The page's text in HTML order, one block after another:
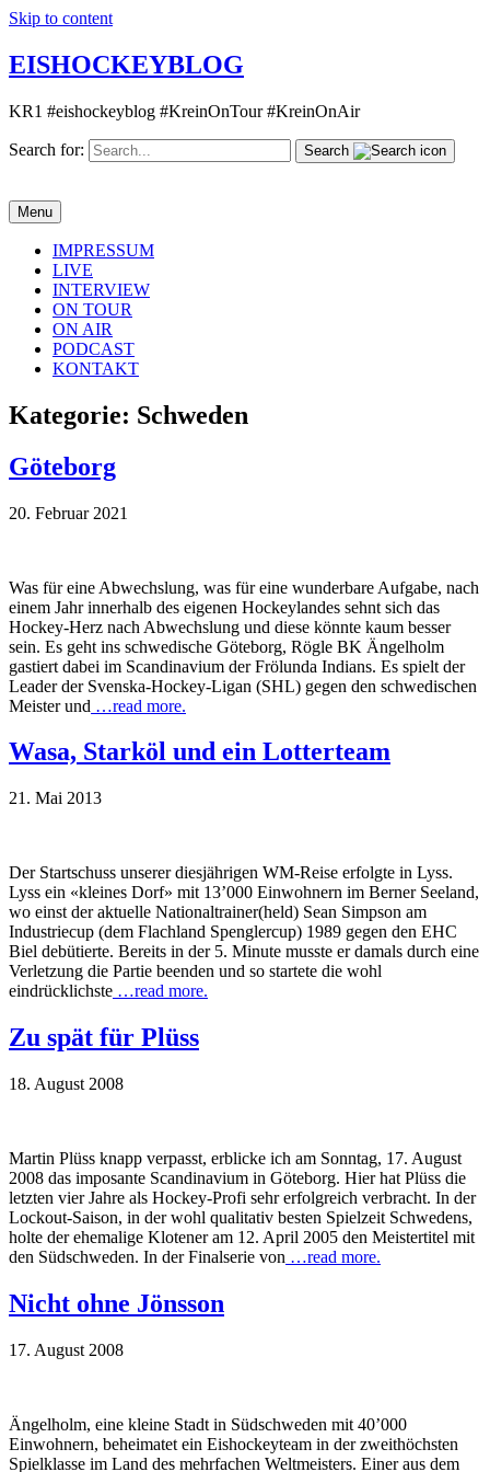
Skip to content
EISHOCKEYBLOG
KR1 #eishockeyblog #KreinOnTour #KreinOnAir
Search for: Search
Menu
IMPRESSUM
LIVE
INTERVIEW
ON TOUR
ON AIR
PODCAST
KONTAKT
Kategorie: Schweden
Göteborg
20. Februar 2021
Was für eine Abwechslung, was für eine wunderbare Aufgabe, nach
einem Jahr innerhalb des eigenen Hockeylandes sehnt sich das
Hockey-Herz nach Abwechslung und diese könnte kaum besser
sein. Es geht ins schwedische Göteborg, Rögle BK Ängelholm
gastiert dabei im Scandinavium der Frölunda Indians. Es spielt der
Leader der Svenska-Hockey-Ligan (SHL) gegen den schwedischen
Meister und …read more.
Wasa, Starköl und ein Lotterteam
21. Mai 2013
Der Startschuss unserer diesjährigen WM-Reise erfolgte in Lyss.
Lyss ein «kleines Dorf» mit 13’000 Einwohnern im Berner Seeland,
wo einst der aktuelle Nationaltrainer(held) Sean Simpson am
Industriecup (dem Flachland Spenglercup) 1989 gegen den EHC
Biel debütierte. Bereits in der 5. Minute musste er damals durch eine
Verletzung die Partie beenden und so startete die wohl
eindrücklichste …read more.
Zu spät für Plüss
18. August 2008
Martin Plüss knapp verpasst, erblicke ich am Sonntag, 17. August
2008 das imposante Scandinavium in Göteborg. Hier hat Plüss die
letzten vier Jahre als Hockey-Profi sehr erfolgreich verbracht. In der
Lockout-Saison, in der wohl qualitativ besten Spielzeit Schwedens,
holte der ehemalige Klotener am 12. April 2005 den Meistertitel mit
den Südschweden. In der Finalserie von …read more.
Nicht ohne Jönsson
17. August 2008
Ängelholm, eine kleine Stadt in Südschweden mit 40’000
Einwohnern, beheimatet ein Eishockeyteam in der zweithöchsten
Spielklasse im Land des mehrfachen Weltmeisters. Einer aus dem